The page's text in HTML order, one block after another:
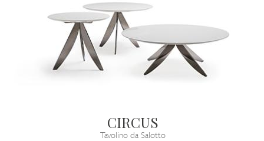
CIRCUS
Tavolino da Salotto